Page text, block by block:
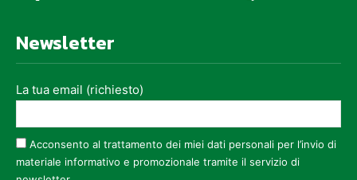
Newsletter
La tua email (richiesto)
Acconsento al trattamento dei miei dati personali per l’invio di
materiale informativo e promozionale tramite il servizio di